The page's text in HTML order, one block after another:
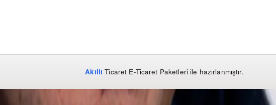
Akıllı Ticaret E-Ticaret Paketleriile hazırlanmıştır.